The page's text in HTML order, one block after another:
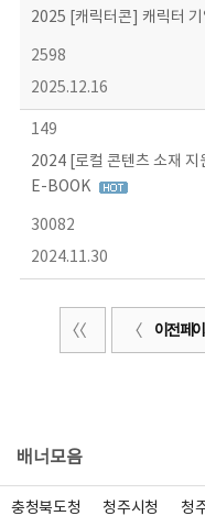
2025 [캐릭터콘] 캐릭터 기
2598
2025.12.16
149
2024 [로컬 콘텐츠 소재 지
E-BOOK
30082
2024.11.30
이전 페
배너모음
충청북도청 청주시청 청